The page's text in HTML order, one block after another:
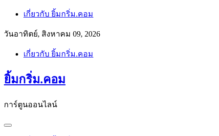
Skip
content
เกี่ยวกับ ยิ้มกริ่ม.คอม
วันอาทิตย์, สิงหาคม 09, 2026
เกี่ยวกับ ยิ้มกริ่ม.คอม
ยิ้มกริ่ม.คอม
การ์ตูนออนไลน์